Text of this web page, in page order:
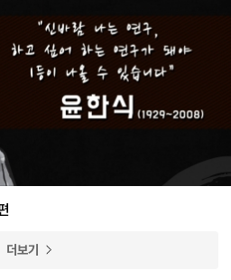
더보기